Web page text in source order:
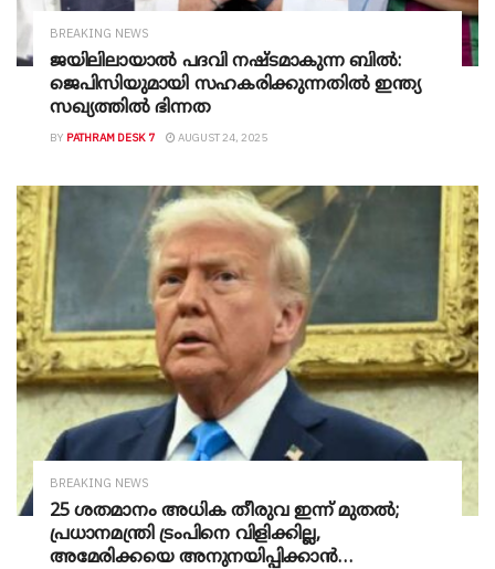
BREAKING NEWS
ജയിലിലായാൽ പദവി നഷ്ടമാകുന്ന ബിൽ:
ജെപിസിയുമായി സഹകരിക്കുന്നതിൽ ഇന്ത്യ
സഖ്യത്തിൽ ഭിന്നത
BY PATHRAM DESK 7 AUGUST 24, 2025
BREAKING NEWS
25 ശതമാനം അധിക തീരുവ ഇന്ന് മുതൽ;
പ്രധാനമന്ത്രി ട്രംപിനെ വിളിക്കില്ല,
അമേരിക്കയെ അനുനയിപ്പിക്കാൻ